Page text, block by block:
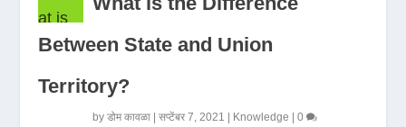
Between State and Union
Territory?
byडोम कावळा |सप्टेंबर 7, 2021 Knowledge |0